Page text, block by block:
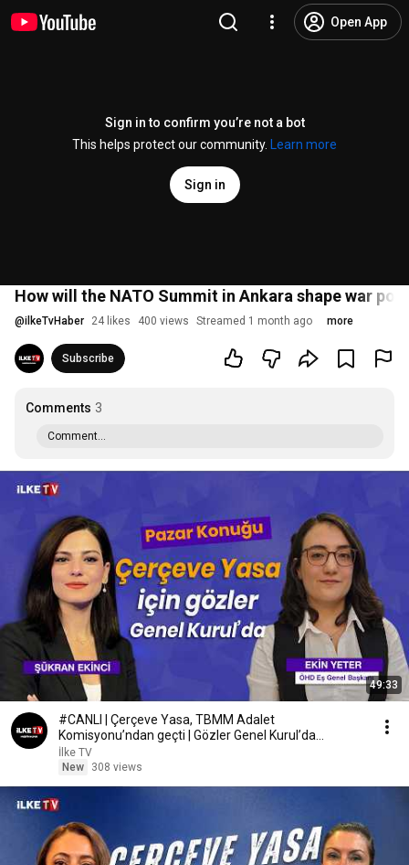
Open App
Sign in to confirm you’re not a bot
This helps protect our community.
Learn more
Sign in
How will the NATO Summit in Ankara shape war
@ilkeTvHaber 24 likes 400 views Streamed 1 month ago more
Subscribe
Comments 3
Comment...
49:33
#CANLI | Çerçeve Yasa, TBMM Adalet
Komisyonu’ndan geçti | Gözler Genel Kurul’da
#PazarKonuğu
İlke TV
New
308 views